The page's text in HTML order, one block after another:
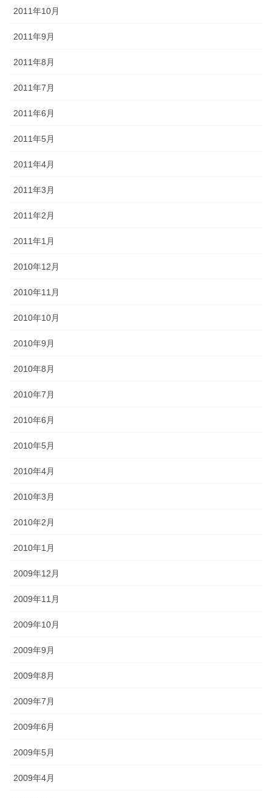
2011年10月
2011年9月
2011年8月
2011年7月
2011年6月
2011年5月
2011年4月
2011年3月
2011年2月
2011年1月
2010年12月
2010年11月
2010年10月
2010年9月
2010年8月
2010年7月
2010年6月
2010年5月
2010年4月
2010年3月
2010年2月
2010年1月
2009年12月
2009年11月
2009年10月
2009年9月
2009年8月
2009年7月
2009年6月
2009年5月
2009年4月